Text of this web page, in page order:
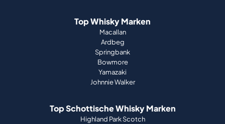
Top Whisky Marken
Macallan
Ardbeg
Springbank
Bowmore
Yamazaki
Johnnie Walker
Top Schottische Whisky Marken
Highland Park Scotch